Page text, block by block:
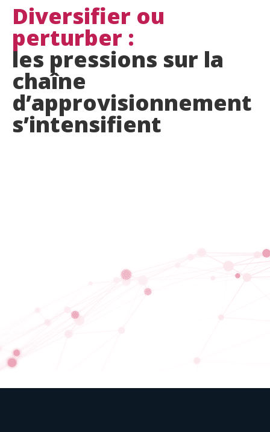
Diversifier ou
perturber :
les pressions sur la
chaîne
d’approvisionnement
s’intensifient